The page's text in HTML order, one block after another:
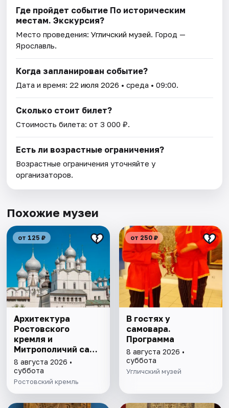
Где пройдет событие По историческим
местам. Экскурсия?
Место проведения:Угличский музей. Город —
Ярославль.
Когда запланирован событие?
Дата и время:22 июля 2026 • среда • 09:00.
Сколько стоит билет?
Стоимость билета: от 3 000 ₽.
Есть ли возрастные ограничения?
Возрастные ограничения уточняйте у
организаторов.
Похожие музеи
от 125 ₽
Архитектура
Ростовского
кремля и
Митрополичий сад,
выставка
"Митрополичье
варенье"
8 августа 2026 •
суббота
Ростовский кремль
от 250 ₽
В гостях у
самовара.
Программа
8 августа 2026 •
суббота
Угличский музей